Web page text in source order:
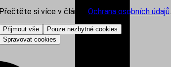
Přečtěte si více v článku
Ochrana osobních údajů.
Přijmout vše
Pouze nezbytné cookies
Spravovat cookies